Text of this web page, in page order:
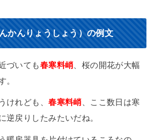
かんりょうしょう）の例文
づいても春寒料峭 、桜の開花が大幅
。
けれども、春寒料峭 、ここ数日は寒
逆戻りしたみたいだね。